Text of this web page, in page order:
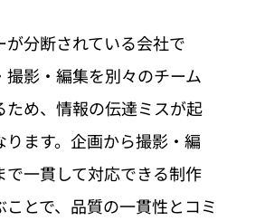
が分断されている会社で
撮影・編集を別々のチーム
ため、情報の伝達ミスが起
ります。企画から撮影・編
で一貫して対応できる制作
ことで、品質の一貫性とコミ